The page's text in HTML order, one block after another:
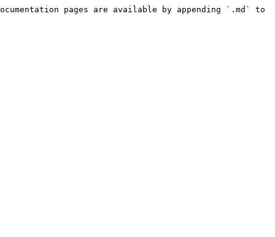
pages are available by appending `.md` to